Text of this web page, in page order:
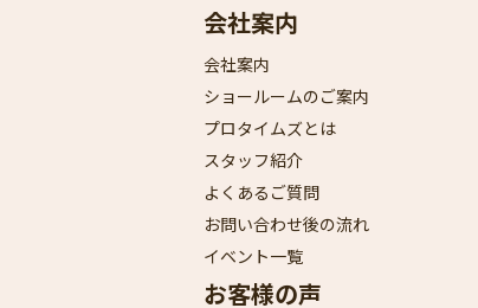
会社案内
会社案内
ショールームのご案内
プロタイムズとは
スタッフ紹介
よくあるご質問
お問い合わせ後の流れ
イベント一覧
お客様の声